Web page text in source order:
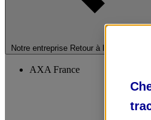
Notre entreprise Retour à la section
AXA France